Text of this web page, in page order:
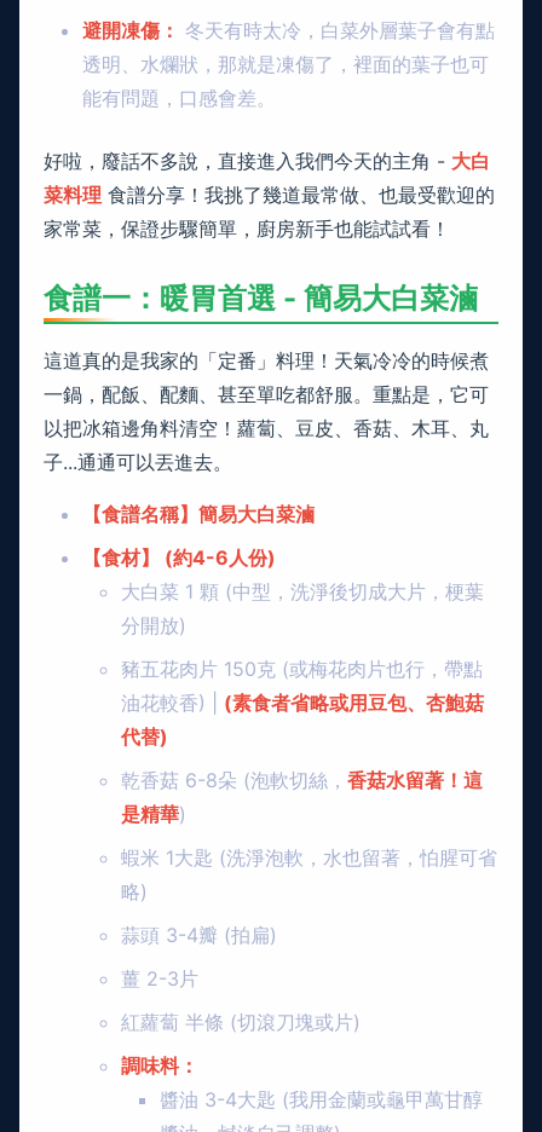
避開凍傷： 冬天有時太冷，白菜外層葉子會有點
透明、水爛狀，那就是凍傷了，裡面的葉子也可
能有問題，口感會差。
好啦，廢話不多說，直接進入我們今天的主角 - 大白
菜料理 食譜分享！我挑了幾道最常做、也最受歡迎的
家常菜，保證步驟簡單，廚房新手也能試試看！
食譜一：暖胃首選 - 簡易大白菜滷
這道真的是我家的「定番」料理！天氣冷冷的時候煮
一鍋，配飯、配麵、甚至單吃都舒服。重點是，它可
以把冰箱邊角料清空！蘿蔔、豆皮、香菇、木耳、丸
子...通通可以丟進去。
【食譜名稱】簡易大白菜滷
【食材】 (約4-6人份)
大白菜 1 顆 (中型，洗淨後切成大片，梗葉
分開放)
豬五花肉片 150克 (或梅花肉片也行，帶點
油花較香) | (素食者省略或用豆包、杏鮑菇
代替)
乾香菇 6-8朵 (泡軟切絲， 香菇水留著！這
是精華)
蝦米 1大匙 (洗淨泡軟，水也留著，怕腥可省
略)
蒜頭 3-4瓣 (拍扁)
薑 2-3片
紅蘿蔔 半條 (切滾刀塊或片)
調味料：
醬油 3-4大匙 (我用金蘭或龜甲萬甘醇